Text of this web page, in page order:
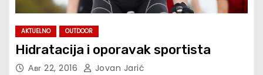
AKTUELNO OUTDOOR
Hidratacija i oporavak sportista
Авг 22, 2016 Jovan Jarić